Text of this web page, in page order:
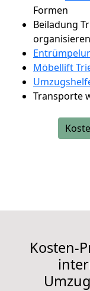
Formen
Beiladung
Möbellift
Transporte
Kosten-